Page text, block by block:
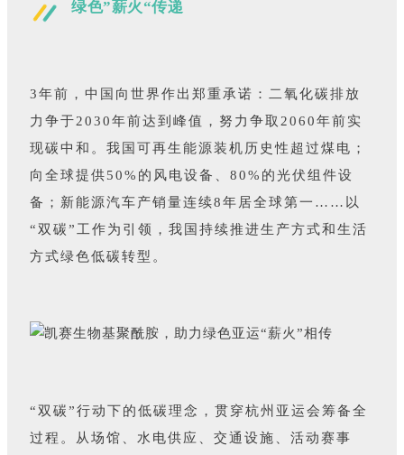
绿色”薪火“传递
3年前，中国向世界作出郑重承诺：二氧化碳排放
力争于2030年前达到峰值，努力争取2060年前实
现碳中和。我国可再生能源装机历史性超过煤电；
向全球提供50%的风电设备、80%的光伏组件设
备；新能源汽车产销量连续8年居全球第一……以
“双碳”工作为引领，我国持续推进生产方式和生活
方式绿色低碳转型。
“双碳”行动下的低碳理念，贯穿杭州亚运会筹备全
过程。从场馆、水电供应、交通设施、活动赛事